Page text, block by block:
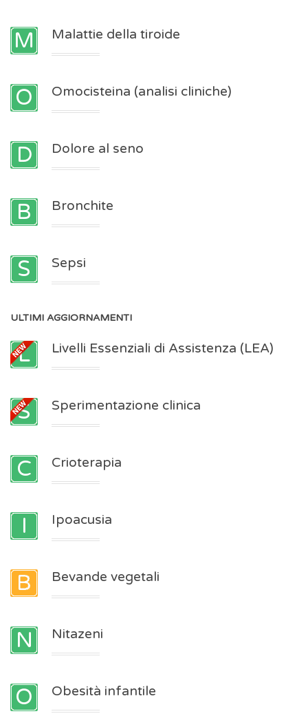
Malattie della tiroide
Omocisteina (analisi cliniche)
Dolore al seno
Bronchite
Sepsi
ULTIMI AGGIORNAMENTI
Livelli Essenziali di Assistenza (LEA)
Sperimentazione clinica
Crioterapia
Ipoacusia
Bevande vegetali
Nitazeni
Obesità infantile